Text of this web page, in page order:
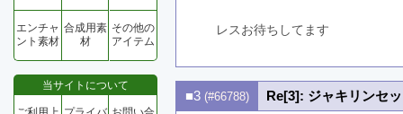
エンチャ
ント素材
合成用素
材
その他の
アイテム
当サイトについて
レスお待ちしてます
■3 (#66788) Re[3]: ジャキリンセ